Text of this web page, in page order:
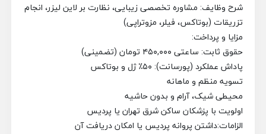
شرح وظایف: مشاوره تخصصی زیبایی، نظارت بر لاین لیزر، انجام
تزریقات (بوتاکس، فیلر، مزوتراپی)
مزایا و پرداخت:
حقوق ثابت: ساعتی ۴۵۰,۰۰۰ تومان (تضمینی)
پاداش عملکرد (پورسانت): ۵۰٪ ژل و بوتاکس
تسویه منظم و ماهانه
محیطی شیک، آرام و بدون حاشیه
اولویت با پزشکان ساکن شرق تهران یا پردیس
الزامات:داشتن پروانه پردیس یا امکان دریافت آن